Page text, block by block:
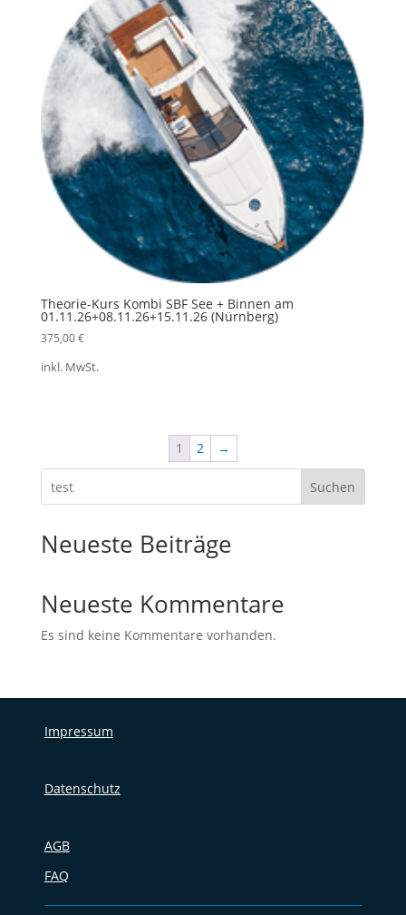
Theorie-Kurs Kombi SBF See + Binnen am
01.11.26+08.11.26+15.11.26 (Nürnberg)
375,00€
inkl. MwSt.
1 2 →
Suchen
Neueste Beiträge
Neueste Kommentare
Es sind keine Kommentare vorhanden.
Impressum
Datenschutz
AGB
FAQ